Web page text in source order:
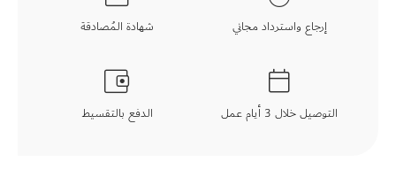
إرجاع واسترداد مجاني شهادة المُصادقة
التوصيل خلال 3 أيام عمل الدفع بالتقسيط